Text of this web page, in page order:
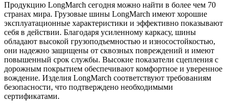
Продукцию LongMarch сегодня можно найти в более чем 70
странах мира. Грузовые шины LongMarch имеют хорошие
эксплуатационные характеристики и эффективно показывают
себя в действии. Благодаря усиленному каркасу, шины
обладают высокой грузоподъемностью и износостойкостью,
они надежно защищены от сквозных повреждений и имеют
повышенный срок службы. Высокие показатели сцепления с
дорожным покрытием обеспечивают комфортное и уверенное
вождение. Изделия LongMarch соответствуют требованиям
безопасности, что подтверждено необходимыми
сертификатами.